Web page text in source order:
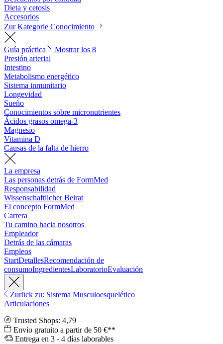
Dieta y cetosis
Accesorios
Zur Kategorie Conocimiento
Guía práctica
Mostrar los 8
Presión arterial
Intestino
Metabolismo energético
Sistema inmunitario
Longevidad
Sueño
Conocimientos sobre micronutrientes
Ácidos grasos omega-3
Magnesio
Vitamina D
Causas de la falta de hierro
La empresa
Las personas detrás de FormMed
Responsabilidad
Wissenschaftlicher Beirat
El concepto FormMed
Carrera
Tu camino hacia nosotros
Empleador
Detrás de las cámaras
Empleos
StartDetallesRecomendación de
consumoIngredientesLaboratorioEvaluación
Zurück zu: Sistema Musculoesquelético
Articulaciones
Trusted Shops: 4,79
Envío gratuito a partir de 50 €**
Entrega en 3 - 4 días laborables